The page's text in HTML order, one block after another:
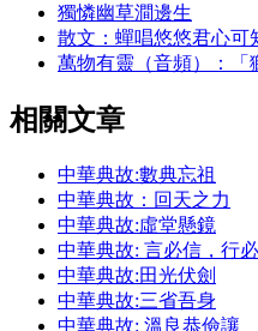
獨憐幽草澗邊生
散文：蟬唱悠悠君心可
萬物有靈（音頻）：「
相關文章
中華典故:數典忘祖
中華典故：回天之力
中華典故:虛堂懸鏡
中華典故: 言必信，行
中華典故:田光伏劍
中華典故:三省吾身
中華典故: 溫良恭儉讓